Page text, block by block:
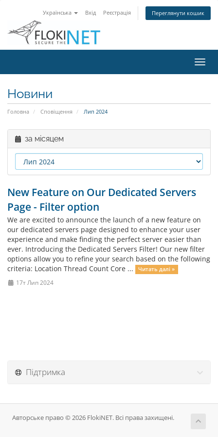
Українська Вхід Реєстрація Переглянути кошик
Новини
Головна Сповіщення Лип 2024
за місяцем
New Feature on Our Dedicated Servers
Page - Filter option
We are excited to announce the launch of a new feature on
our dedicated servers page designed to enhance your user
experience and make finding the perfect server easier than
ever. Introducing the Dedicated Servers Filter! Our new filter
options allow you to refine your search based on the following
criteria: Location Thread Count Core ...
Читать далі »
17т Лип 2024
Підтримка
Авторське право © 2026 FlokiNET. Всі права захищені.